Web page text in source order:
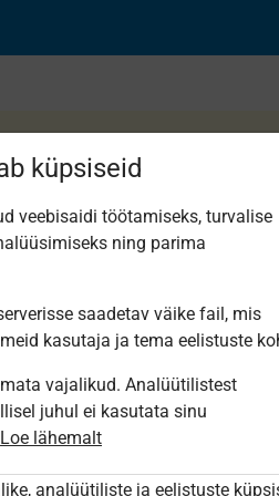
õpiku
küpsiseid
veebisaidi töötamiseks, turvalise
ning parima
saadetav väike fail, mis
kasutaja ja tema eelistuste
vajalikud. Analüütilistest
juhul ei kasutata sinu
Loe lähemalt
analüütiliste ja eelistuste